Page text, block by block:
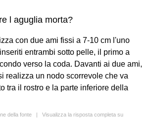
l aguglia morta?
con due ami fissi a 7-10 cm l'uno
entrambi sotto pelle, il primo a
verso la coda. Davanti ai due ami,
realizza un nodo scorrevole che va
tra il rostro e la parte inferiore della
della fonte | Visualizza la risposta completa su